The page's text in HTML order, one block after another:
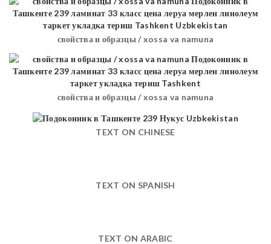
свойства и образцы / xossa va namuna
свойства и образцы / xossa va namuna
TEXT ON CHINESE
TEXT ON SPANISH
TEXT ON ARABIC